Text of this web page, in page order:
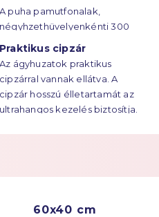
A puha pamutfonalak,
négyhzethüvelyenkénti 300
szál sűrűsségű
szaténkötésének hála, az
ágyhuzatok élettartama
évtizedekre húzódik.
Praktikus cipzár
Az ágyhuzatok praktikus
cipzárral vannak ellátva. A
cipzár hosszú élletartamát az
ultrahangos kezelés biztosítja.
60x40 cm